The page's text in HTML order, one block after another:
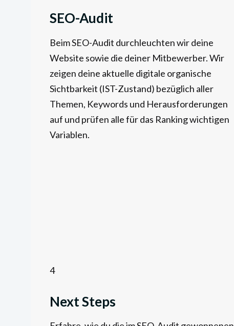
SEO-Audit
Beim SEO-Audit durchleuchten wir deine
Website sowie die deiner Mitbewerber. Wir
zeigen deine aktuelle digitale organische
Sichtbarkeit (IST-Zustand) bezüglich aller
Themen, Keywords und Herausforderungen
auf und prüfen alle für das Ranking wichtigen
Variablen.
4
Next Steps